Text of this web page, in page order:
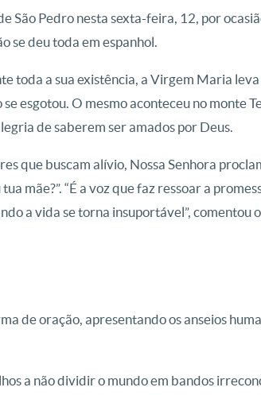
São Pedro nesta sexta-feira, 12, por
se deu toda em espanhol.
toda a sua existência, a Virgem Maria
esgotou. O mesmo aconteceu no monte
de saberem ser amados por Deus.
que buscam alívio, Nossa Senhora
mãe?”. “É a voz que faz ressoar a
a vida se torna insuportável”, comentou
de oração, apresentando os anseios
a não dividir o mundo em bandos